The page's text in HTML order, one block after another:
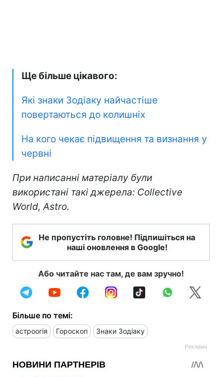
Ще більше цікавого:
Які знаки Зодіаку найчастіше
повертаються до колишніх
На кого чекає підвищення та визнання у
червні
При написанні матеріалу були
використані такі джерела: Collective
World, Astro.
Не пропустіть головне! Підпишіться на
наші оновлення в Google!
Або читайте нас там, де вам зручно!
Більше по темі:
астроогія Гороскоп Знаки Зодіаку